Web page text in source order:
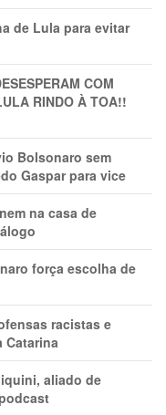
de Lula para evitar
COM
RINDO À TOA!!
Bolsonaro sem
Gaspar para vice
na casa de
força escolha de
racistas e
Catarina
aliado de